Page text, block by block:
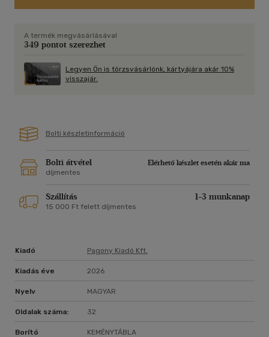
A termék megvásárlásával
349 pontot szerezhet
Legyen Ön is törzsvásárlónk, kártyájára akár 10%
visszajár.
Bolti készletinformáció
Bolti átvétel
Elérhető készlet esetén akár ma
díjmentes
Szállítás 1-3 munkanap
15 000 Ft felett díjmentes
Kiadó Pagony Kiadó Kft.
Kiadás éve 2026
Nyelv MAGYAR
Oldalak száma: 32
Borító KEMÉNYTÁBLA